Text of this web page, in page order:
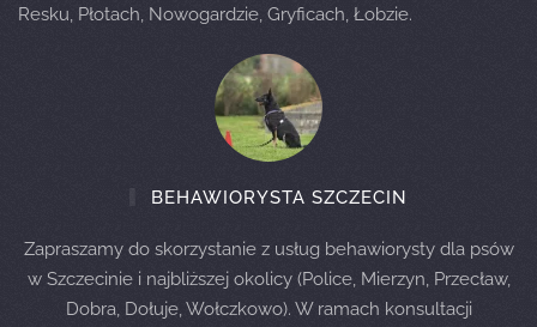
Resku, Płotach, Nowogardzie, Gryficach, Łobzie.
BEHAWIORYSTA SZCZECIN
Zapraszamy do skorzystanie z usług behawiorysty dla psów
w Szczecinie i najbliższej okolicy (Police, Mierzyn, Przecław,
Dobra, Dołuje, Wołczkowo). W ramach konsultacji